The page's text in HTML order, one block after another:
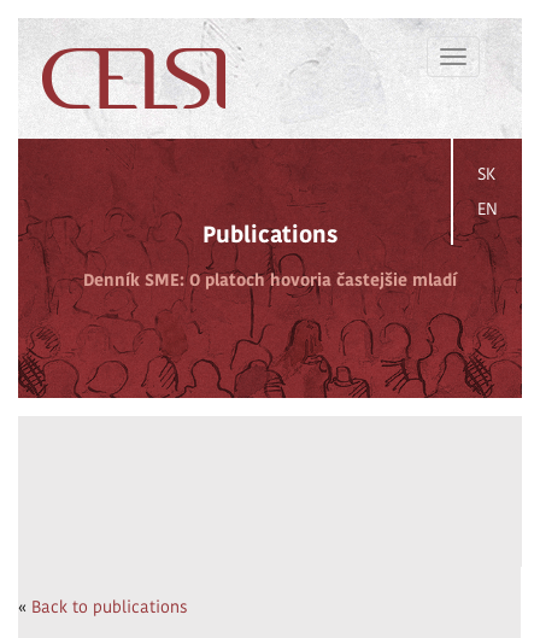
Toggle
navigation
SK
EN
Publications
Denník SME: O platoch hovoria častejšie mladí
« Back to publications